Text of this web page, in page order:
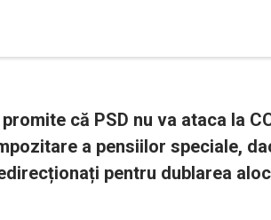
că PSD nu va ataca la
a pensiilor speciale,
pentru dublarea